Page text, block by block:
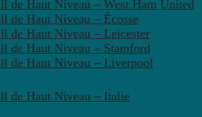
de Haut Niveau – West Ham United
de Haut Niveau – Écosse
de Haut Niveau – Leicester
de Haut Niveau – Stamford
de Haut Niveau – Liverpool
de Haut Niveau – Italie